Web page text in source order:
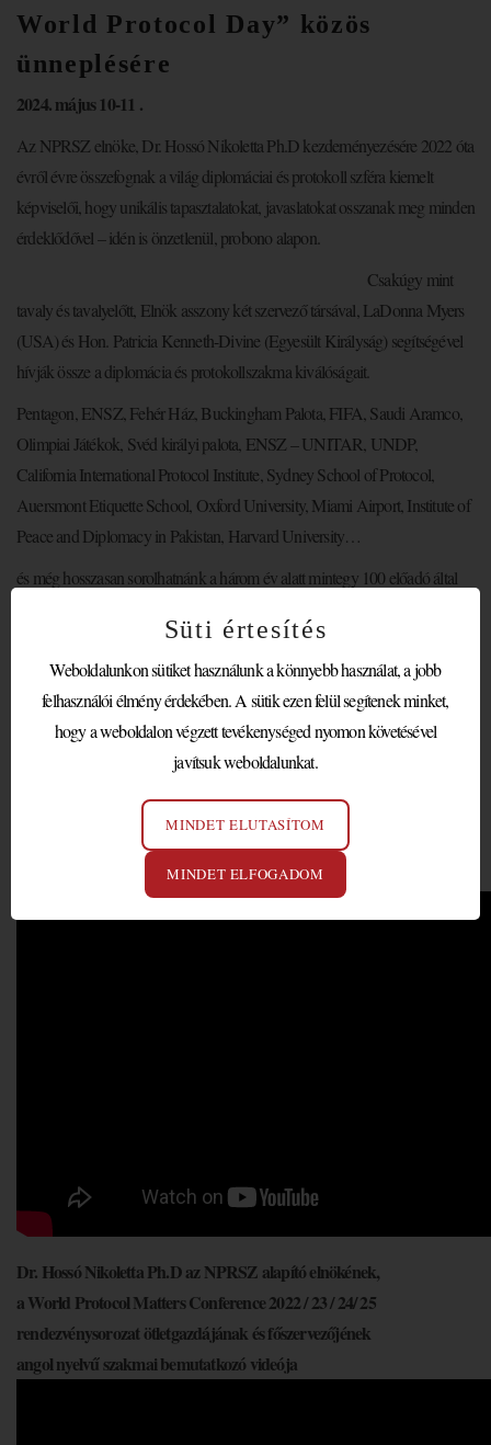
World Protocol Day” közös
ünneplésére
2024. május 10-11 .
Az NPRSZ elnöke, Dr. Hossó Nikoletta Ph.D kezdeményezésére 2022 óta
évről évre összefognak a világ diplomáciai és protokoll szféra kiemelt
képviselői, hogy unikális tapasztalatokat, javaslatokat osszanak meg minden
érdeklődővel – idén is önzetlenül, probono alapon.
Csakúgy mint
tavaly és tavalyelőtt, Elnök asszony két szervező társával, LaDonna Myers
(USA) és Hon. Patricia Kenneth-Divine (Egyesült Királyság) segítségével
hívják össze a diplomácia és protokollszakma kiválóságait.
Pentagon, ENSZ, Fehér Ház, Buckingham Palota, FIFA, Saudi Aramco,
Olimpiai Játékok, Svéd királyi palota, ENSZ – UNITAR, UNDP,
California International Protocol Institute, Sydney School of Protocol,
Auersmont Etiquette School, Oxford University, Miami Airport, Institute of
Peace and Diplomacy in Pakistan, Harvard University…
és még hosszasan sorolhatnánk a három év alatt mintegy 100 előadó által
előadóként részt vettek a WORLD PROTOCOL MATTERS
CONFERENCE rendezvényeken.
Idén is nagy volt az érdeklődés előadói szinten, a kétnapos konferencia
május 10-11 között valósul meg több szakmai meglepetéssel.
Diplomacy Connects – Protocol Unites
A WORLD PROTOCOL MATTERS CONFERENCE
főszervezőinek bemutatkozó videója:
Dr. Hossó Nikoletta Ph.D az NPRSZ alapító elnökének,
a World Protocol Matters Conference 2022 / 23 / 24/ 25
rendezvénysorozat ötletgazdájának és főszervezőjének
angol nyelvű szakmai bemutatkozó videója
Süti értesítés
Weboldalunkon sütiket használunk a könnyebb használat, a jobb
felhasználói élmény érdekében. A sütik ezen felül segítenek minket,
hogy a weboldalon végzett tevékenységed nyomon követésével
javítsuk weboldalunkat.
MINDET ELUTASÍTOM
MINDET ELFOGADOM